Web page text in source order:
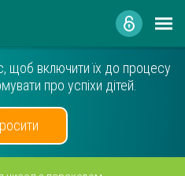
щоб включити їх до процесу
про успіхи дітей.